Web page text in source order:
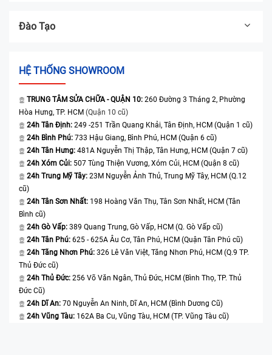
Đào Tạo
HỆ THỐNG SHOWROOM
TRUNG TÂM SỬA CHỮA - QUẬN 10: 260 Đường 3 Tháng 2, Phường
Hòa Hưng, TP. HCM (Quận 10 cũ)
24h Tân Định: 249 -251 Trần Quang Khải, Tân Định, HCM (Quận 1 cũ)
24h Bình Phú: 733 Hậu Giang, Bình Phú, HCM (Quận 6 cũ)
24h Tân Hưng: 481A Nguyễn Thị Thập, Tân Hưng, HCM (Quận 7 cũ)
24h Xóm Củi: 507 Tùng Thiện Vương, Xóm Củi, HCM (Quận 8 cũ)
24h Trung Mỹ Tây: 23M Nguyễn Ảnh Thủ, Trung Mỹ Tây, HCM (Q.12
cũ)
24h Tân Sơn Nhất: 198 Hoàng Văn Thụ, Tân Sơn Nhất, HCM (Tân
Bình cũ)
24h Gò Vấp: 389 Quang Trung, Gò Vấp, HCM (Q. Gò Vấp cũ)
24h Tân Phú: 625 - 625A Âu Cơ, Tân Phú, HCM (Quận Tân Phú cũ)
24h Tăng Nhơn Phú: 326 Lê Văn Việt, Tăng Nhơn Phú, HCM (Q.9 TP.
Thủ Đức cũ)
24h Thủ Đức: 256 Võ Văn Ngân, Thủ Đức, HCM (Bình Thọ, TP. Thủ
Đức Cũ)
24h Dĩ An: 70 Nguyễn An Ninh, Dĩ An, HCM (Bình Dương Cũ)
24h Vũng Tàu: 162A Ba Cu, Vũng Tàu, HCM (TP. Vũng Tàu cũ)